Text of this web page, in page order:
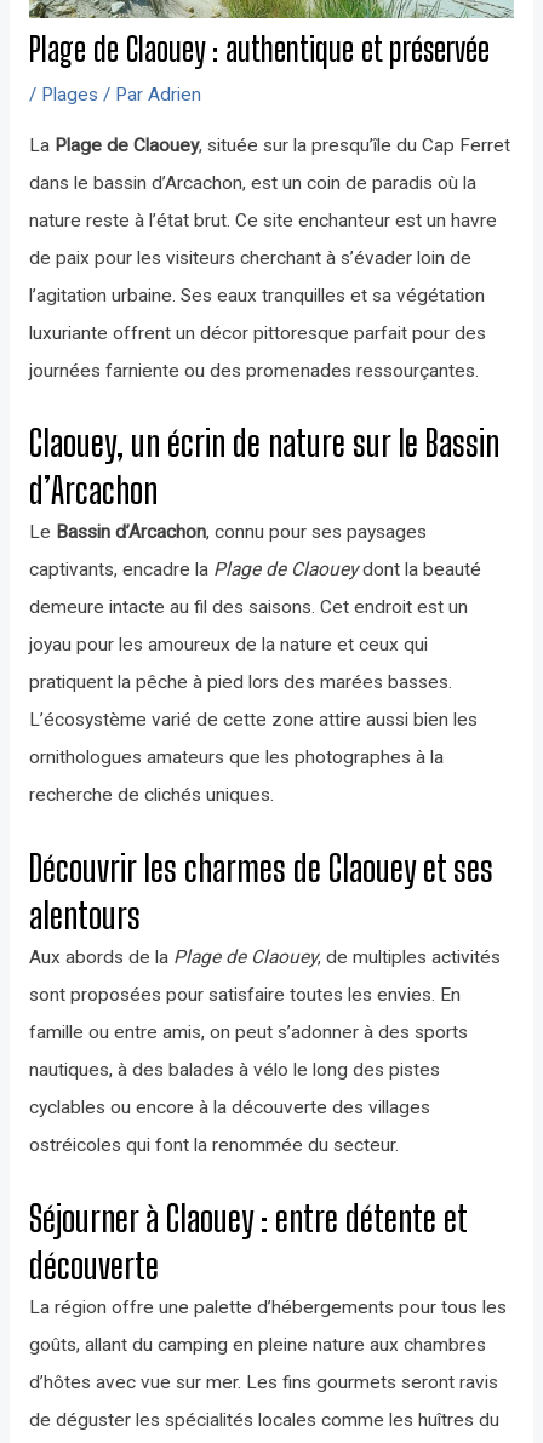
Plage de Claouey : authentique et préservée
/ Plages / Par Adrien
La Plage de Claouey, située sur la presqu’île du Cap Ferret
dans le bassin d’Arcachon, est un coin de paradis où la
nature reste à l’état brut. Ce site enchanteur est un havre
de paix pour les visiteurs cherchant à s’évader loin de
l’agitation urbaine. Ses eaux tranquilles et sa végétation
luxuriante offrent un décor pittoresque parfait pour des
journées farniente ou des promenades ressourçantes.
Claouey, un écrin de nature sur le Bassin
d’Arcachon
Le Bassin d’Arcachon, connu pour ses paysages
captivants, encadre la Plage de Claoueydont la beauté
demeure intacte au fil des saisons. Cet endroit est un
joyau pour les amoureux de la nature et ceux qui
pratiquent la pêche à pied lors des marées basses.
L’écosystème varié de cette zone attire aussi bien les
ornithologues amateurs que les photographes à la
recherche de clichés uniques.
Découvrir les charmes de Claouey et ses
alentours
Aux abords de la Plage de Claouey, de multiples activités
sont proposées pour satisfaire toutes les envies. En
famille ou entre amis, on peut s’adonner à des sports
nautiques, à des balades à vélo le long des pistes
cyclables ou encore à la découverte des villages
ostréicoles qui font la renommée du secteur.
Séjourner à Claouey : entre détente et
découverte
La région offre une palette d’hébergements pour tous les
goûts, allant du camping en pleine nature aux chambres
d’hôtes avec vue sur mer. Les fins gourmets seront ravis
de déguster les spécialités locales comme les huîtres du